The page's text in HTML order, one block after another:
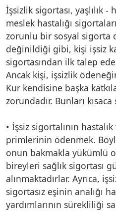
İşsizlik sigortası, yaşlılık -
meslek hastalığı
zorunlu bir sosyal sigorta
değinildiği gibi, kişi işsiz
sigortasından ilk talep
Ancak kişi, işsizlik
Kur kendisine başka
zorundadır. Bunları
• İşsiz sigortalının
primlerinin ödenmek.
onun bakmakla yükümlü
bireyleri sağlık sigortası
alınmaktadırlar. Ayrıca,
sigortasız eşinin analığı
yardımlarının sürekliliği